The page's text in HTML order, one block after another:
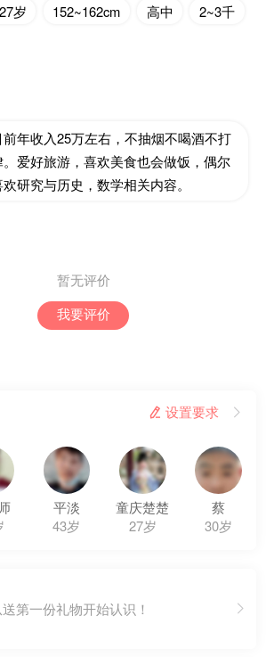
岁 152~162cm 高中
2~3千
年收入25万左右，不抽烟不喝酒不打
爱好旅游，喜欢美食也会做饭，偶尔
研究与历史，数学相关内容。
暂无评价
我要评价
 设置要求 
平淡
43岁
童庆楚楚
27岁
蔡
30岁
第一份礼物开始认识！